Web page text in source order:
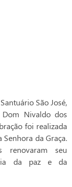
São José,
Nivaldo dos
foi realizada
da Graça.
renovaram seu
da paz e da